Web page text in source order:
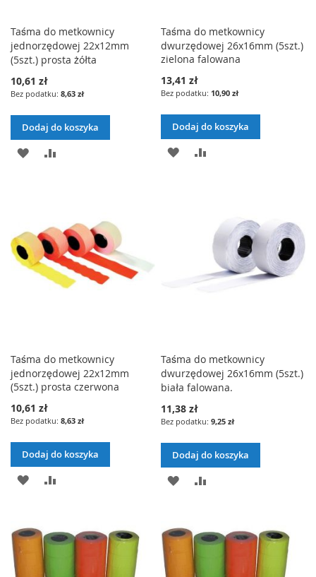
Taśma do metkownicy
jednorzędowej 22x12mm
(5szt.) prosta żółta
10,61 zł
8,63 zł
Dodaj do koszyka
DODAJ
ŻYCZEŃ
Taśma do metkownicy
dwurzędowej 26x16mm (5szt.)
zielona falowana
13,41 zł
10,90 zł
Dodaj do koszyka
DODAJ
Taśma do metkownicy
jednorzędowej 22x12mm
(5szt.) prosta czerwona
10,61 zł
8,63 zł
Dodaj do koszyka
DODAJ
LISTY
ŻYCZEŃ
Taśma do metkownicy
dwurzędowej 26x16mm (5szt.)
biała falowana.
11,38 zł
9,25 zł
Dodaj do koszyka
DODAJ
LISTY
ŻYCZEŃ